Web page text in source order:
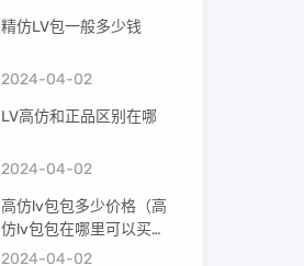
精仿LV包一般多少钱
2024-04-02
LV高仿和正品区别在哪
2024-04-02
高仿lv包包多少价格（高
仿lv包包在哪里可以买
到）
2024-04-02